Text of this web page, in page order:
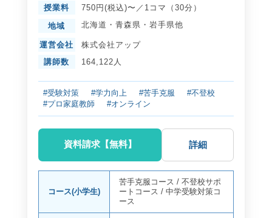
授業料 750円(税込)〜／1コマ（30分）
地域 北海道 ・ 青森県 ・ 岩手県他
運営会社
株式会社アップ
講師数
164,122人
#受験対策 #学力向上 #苦手克服
#不登校
#プロ家庭教師
#オンライン
資料請求【無料】 詳細
コース(小学生)
苦手克服コース /不登校サポ
ートコース /中学受験対策コ
ース